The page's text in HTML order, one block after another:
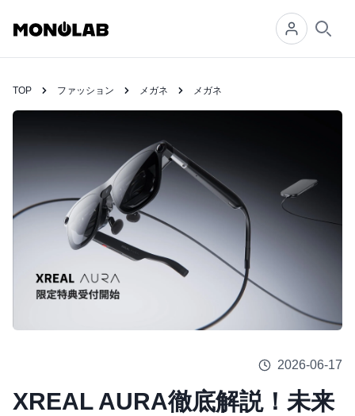
TOP ファッション メガネ メガネ
2026-06-17
XREAL AURA徹底解説！未来